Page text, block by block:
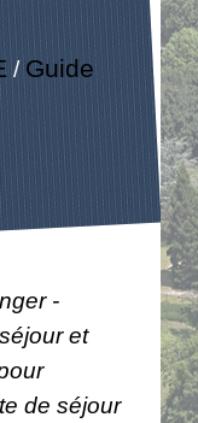
/ Guide
-
et
de séjour